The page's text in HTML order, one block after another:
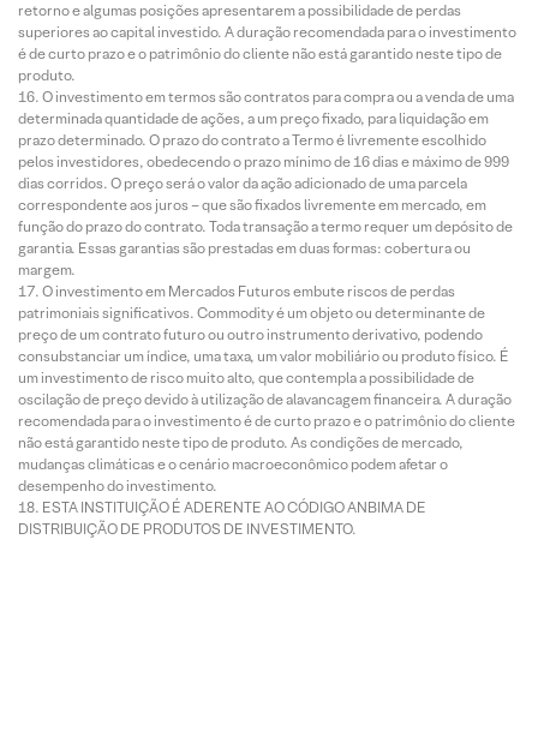
retorno e algumas posições apresentarem a possibilidade de perdas
superiores ao capital investido. A duração recomendada para o investimento
é de curto prazo e o patrimônio do cliente não está garantido neste tipo de
produto.
O investimento em termos são contratos para compra ou a venda de uma
determinada quantidade de ações, a um preço fixado, para liquidação em
prazo determinado. O prazo do contrato a Termo é livremente escolhido
pelos investidores, obedecendo o prazo mínimo de 16 dias e máximo de 999
dias corridos. O preço será o valor da ação adicionado de uma parcela
correspondente aos juros – que são fixados livremente em mercado, em
função do prazo do contrato. Toda transação a termo requer um depósito de
garantia. Essas garantias são prestadas em duas formas: cobertura ou
margem.
O investimento em Mercados Futuros embute riscos de perdas
patrimoniais significativos. Commodity é um objeto ou determinante de
preço de um contrato futuro ou outro instrumento derivativo, podendo
consubstanciar um índice, uma taxa, um valor mobiliário ou produto físico. É
um investimento de risco muito alto, que contempla a possibilidade de
oscilação de preço devido à utilização de alavancagem financeira. A duração
recomendada para o investimento é de curto prazo e o patrimônio do cliente
não está garantido neste tipo de produto. As condições de mercado,
mudanças climáticas e o cenário macroeconômico podem afetar o
desempenho do investimento.
ESTA INSTITUIÇÃO É ADERENTE AO CÓDIGO ANBIMA DE
DISTRIBUIÇÃO DE PRODUTOS DE INVESTIMENTO.